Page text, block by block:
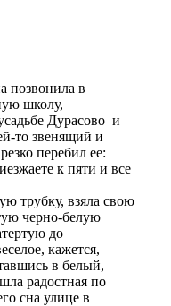
позвонила в
школу,
Дурасово и
то звенящий и
перебил ее:
к пяти и все
трубку, взяла свою
черно-белую
до
кажется,
в белый,
радостная по
сна улице в